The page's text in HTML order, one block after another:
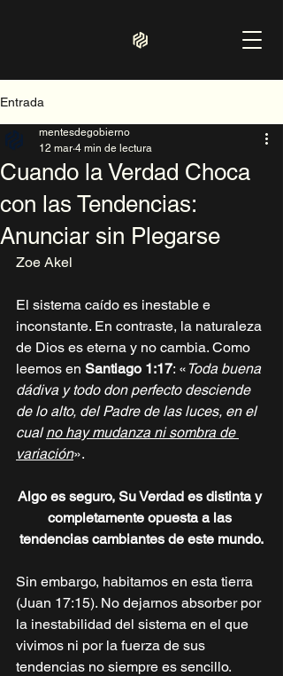
Entrada
Cuando la Verdad Choca
con las Tendencias:
Anunciar sin Plegarse
mentesdegobierno
12 mar 4 min de lectura
Zoe Akel
El sistema caído es inestable e
inconstante. En contraste, la naturaleza
de Dios es eterna y no cambia. Como
leemos en Santiago 1:17: «Toda buena
dádiva y todo don perfecto desciende
de lo alto, del Padre de las luces, en el
cual no hay mudanza ni sombra de
variación».
Algo es seguro, Su Verdad es distinta y
completamente opuesta a las
tendencias cambiantes de este mundo.
Sin embargo, habitamos en esta tierra
(Juan 17:15). No dejarnos absorber por
la inestabilidad del sistema en el que
vivimos ni por la fuerza de sus
tendencias no siempre es sencillo.